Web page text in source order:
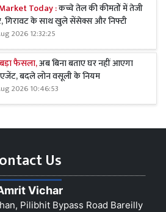
Today :कच्चे तेल की कीमतों में तेजी
गिरावट के साथ खुले सेंसेक्स और निफ्टी
2026 12:32:25
फैसला,अब बिना बताए घर नहीं आएगा
एजेंट, बदले लोन वसूली के नियम
2026 10:46:53
Us
Vichar
Pilibhit Bypass Road Bareilly